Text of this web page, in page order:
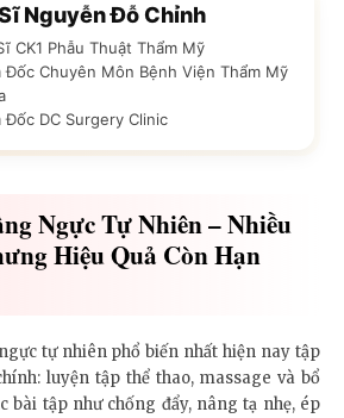
Nguyễn Đỗ Chỉnh
CK1 Phẫu Thuật Thẩm Mỹ
Đốc Chuyên Môn Bệnh Viện Thẩm Mỹ
Đốc DC Surgery Clinic
Ngực Tự Nhiên – Nhiều
Hiệu Quả Còn Hạn
tự nhiên phổ biến nhất hiện nay tập
luyện tập thể thao, massage và bổ
bài tập như chống đẩy, nâng tạ nhẹ, ép